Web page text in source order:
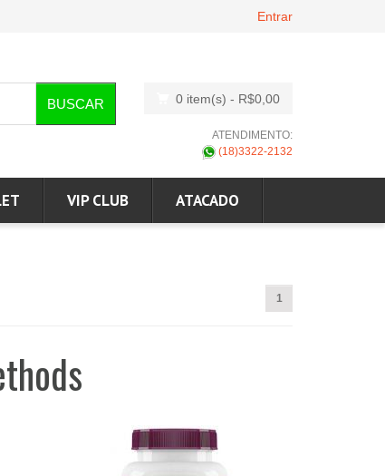
Entrar
BUSCAR 0 item(s) - R$0,00
ATENDIMENTO:
(18)3322-2132
VIP CLUB ATACADO
1